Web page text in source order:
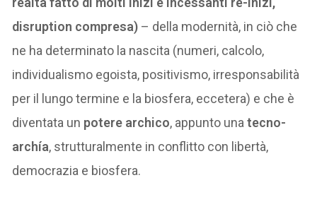
disruption compresa) – della modernità, in ciò che
ne ha determinato la nascita (numeri, calcolo,
individualismo egoista, positivismo, irresponsabilità
per il lungo termine e la biosfera, eccetera) e che è
diventata un potere archico, appunto unatecno-
archía, strutturalmente in conflitto con libertà,
democrazia e biosfera.